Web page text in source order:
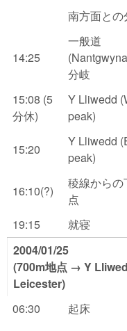
南方面との
14:25
一般道
分岐
15:08 (5
分休)
Y Lliwedd
peak)
15:20
Y Lliwedd
peak)
16:10(?)
稜線からの
点
19:15
就寝
2004/01/25
(700m地点 → Y
Leicester)
06:30
起床